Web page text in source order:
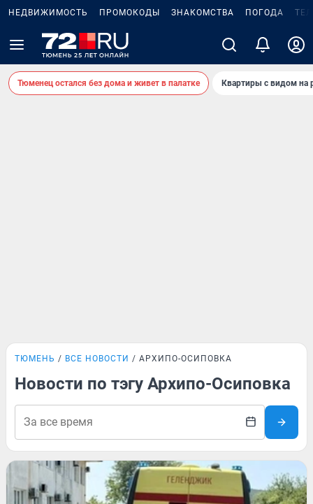
НЕДВИЖИМОСТЬ ПРОМОКОДЫ ЗНАКОМСТВА ПОГОДА
Тюменец остался без дома и живет в палатке Квартиры с видом на
ТЮМЕНЬ ВСЕ НОВОСТИ АРХИПО-ОСИПОВКА
Новости по тэгу Архипо-Осиповка